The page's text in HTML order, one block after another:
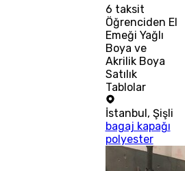
6 taksit
Öğrenciden El
Emeği Yağlı
Boya ve
Akrilik Boya
Satılık
Tablolar
İstanbul, Şişli
bagaj kapağı
polyester